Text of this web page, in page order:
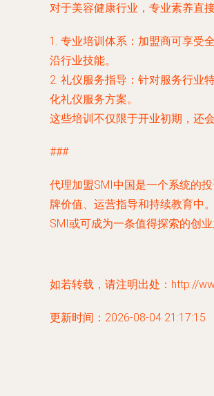
对于美容健康行业，专业素养直
1. 专业培训体系 ：加盟商可享受
沿行业技能。
2. 礼仪服务指导 ：针对服务行业
化礼仪服务方案。
这些培训不仅限于开业初期，还
###
代理加盟SMI中国是一个系统的
牌价值、运营指导和持续教育中
SMI或可成为一条值得探索的创
如若转载，请注明出处：http://
更新时间：2026-08-04 21:17:15